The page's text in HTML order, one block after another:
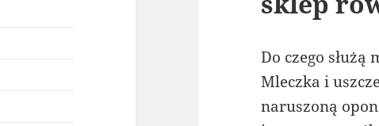
Do czego
Mleczka i
naruszoną